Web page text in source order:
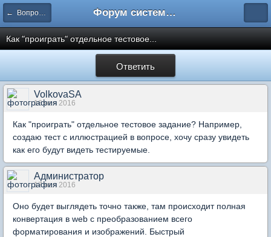
← Вопросы составления тестов Форум системы тестирования INDIGO
Как "проиграть" отдельное тестовое...
Ответить
VolkovaSA
16 ноя 2016
Как "проиграть" отдельное тестовое задание? Например,
создаю тест с иллюстрацией в вопросе, хочу сразу увидеть
как его будут видеть тестируемые.
Администратор
17 ноя 2016
Оно будет выглядеть точно также, там происходит полная
конвертация в web с преобразованием всего
форматирования и изображений. Быстрый